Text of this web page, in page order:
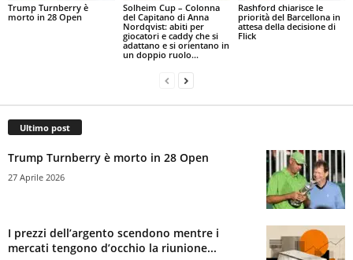
Trump Turnberry è
morto in 28 Open
Solheim Cup – Colonna
del Capitano di Anna
Nordqvist: abiti per
giocatori e caddy che si
adattano e si orientano in
un doppio ruolo...
Rashford chiarisce le
priorità del Barcellona in
attesa della decisione di
Flick
Ultimo post
Trump Turnberry è morto in 28 Open
27 Aprile 2026
I prezzi dell’argento scendono mentre i
mercati tengono d’occhio la riunione...